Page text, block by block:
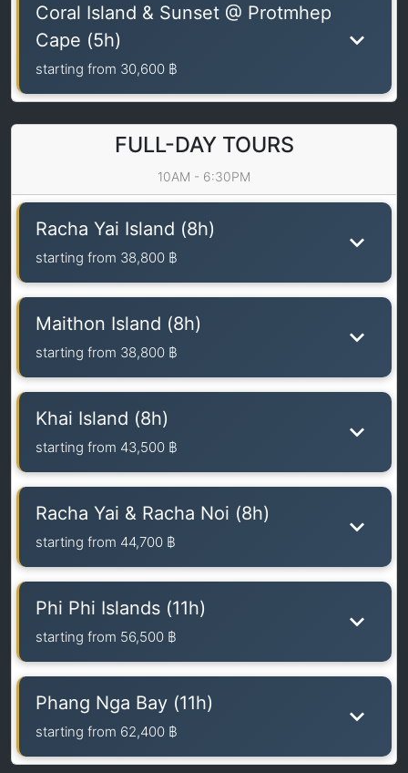
Coral Island & Sunset @ Protmhep
Cape (5h)
starting from 30,600 ฿
FULL-DAY TOURS
10AM - 6:30PM
Racha Yai Island (8h)
starting from 38,800 ฿
Maithon Island (8h)
starting from 38,800 ฿
Khai Island (8h)
starting from 43,500 ฿
Racha Yai & Racha Noi (8h)
starting from 44,700 ฿
Phi Phi Islands (11h)
starting from 56,500 ฿
Phang Nga Bay (11h)
starting from 62,400 ฿